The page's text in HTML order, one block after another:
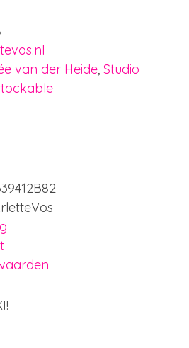
van der Heide, Studio